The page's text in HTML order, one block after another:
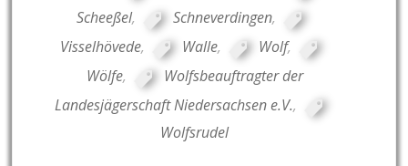
Scheeßel, Schneverdingen,
Visselhövede, Walle, Wolf,
Wölfe,
Wolfsbeauftragter der
Landesjägerschaft Niedersachsen e.V.,
Wolfsrudel